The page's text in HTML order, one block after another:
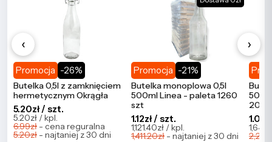
‹
Promocja -26%
Butelka 0,5l z zamknięciem
hermetycznym Okrągła
5.20zł / szt.
5.20zł / kpl.
6.99zł - cena reguralna
5.20zł - najtaniej z 30 dni
Promocja -21%
Butelka monoplowa 0,5l
500ml Linea - paleta 1260
szt
1.12zł / szt.
1,121.40zł / kpl.
1,411.20zł - najtaniej z 30 dni
›